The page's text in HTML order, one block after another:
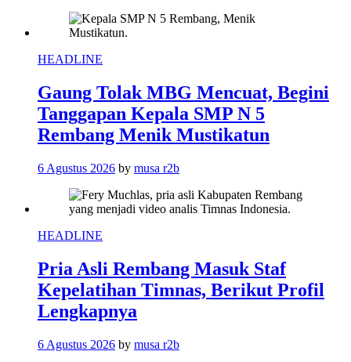
HEADLINE
Gaung Tolak MBG Mencuat, Begini
Tanggapan Kepala SMP N 5
Rembang Menik Mustikatun
6 Agustus 2026 by musa r2b
HEADLINE
Pria Asli Rembang Masuk Staf
Kepelatihan Timnas, Berikut Profil
Lengkapnya
6 Agustus 2026 by musa r2b